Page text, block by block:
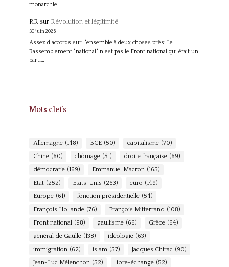
monarchie…
RR sur Révolution et légitimité
30 juin 2026
Assez d'accords sur l'ensemble à deux choses près: Le
Rassemblement "national" n'est pas le Front national qui était un
parti…
Mots clefs
Allemagne (148) BCE (50) capitalisme (70)
Chine (60) chômage (51) droite française (69)
démocratie (169) Emmanuel Macron (165)
Etat (252) Etats-Unis (263) euro (149)
Europe (61) fonction présidentielle (54)
François Hollande (76) François Mitterrand (108)
Front national (98) gaullisme (66) Grèce (64)
général de Gaulle (138) idéologie (63)
immigration (62) islam (57) Jacques Chirac (90)
Jean-Luc Mélenchon (52) libre-échange (52)